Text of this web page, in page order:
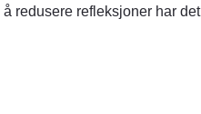
redusere refleksjoner har det